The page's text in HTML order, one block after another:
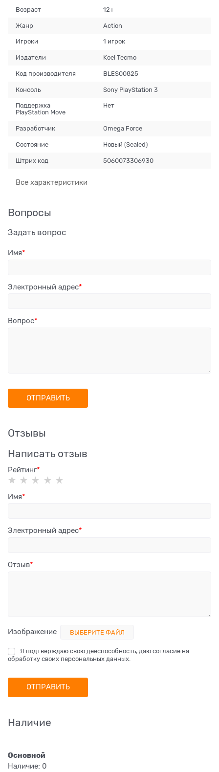
Возраст 12+
Жанр Action
Игроки 1 игрок
Издатели Koei Tecmo
Код производителя BLES00825
Консоль Sony PlayStation 3
Поддержка
PlayStation Move
Нет
Разработчик Omega Force
Состояние Новый (Sealed)
Штрих код 5060073306930
Все характеристики
Вопросы
Задать вопрос
Имя
Электронный адрес
Вопрос
Отзывы
Написать отзыв
Рейтинг
Имя
Электронный адрес
Отзыв
Изображение ВЫБЕРИТЕ ФАЙЛ
Я подтверждаю свою дееспособность, даю согласие на
обработку своих персональных данных.
Наличие
Основной
Наличие: 0